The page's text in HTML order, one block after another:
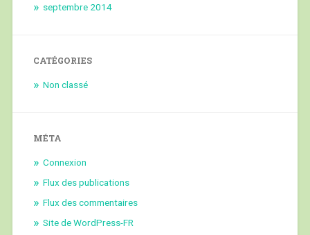
septembre 2014
CATÉGORIES
Non classé
MÉTA
Connexion
Flux des publications
Flux des commentaires
Site de WordPress-FR